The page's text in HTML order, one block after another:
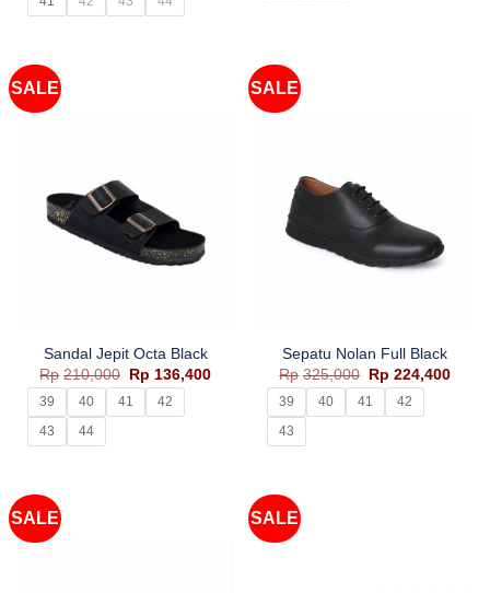
SALE
Sandal Jepit Octa Black
Rp 210,000
Harga
aslinya
adalah:
Rp210,000.
Rp 136,400Harga
Rp136,400.
39 40 41
42
43
44
SALE
Sepatu Nolan Full Black
Rp 325,000
Harga
aslinya
adalah:
Rp325,000.
Rp 224,400
39 40 41
42
43
SALE SALE